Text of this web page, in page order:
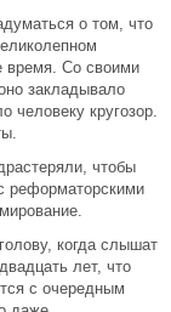
о том, что
время. Со своими
закладывало
человеку кругозор.
чтобы
реформаторскими
когда слышат
лет, что
с очередным